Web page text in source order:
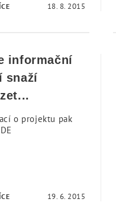
18. 8. 2015
informační
snaží
o projektu pak
19. 6. 2015